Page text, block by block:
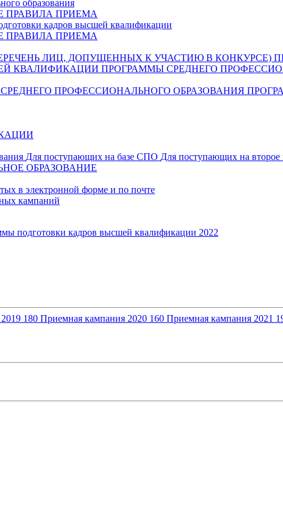
образования
ПРАВИЛА ПРИЕМА
кадров высшей квалификации
ПРАВИЛА ПРИЕМА
ЛИЦ, ДОПУЩЕННЫХ К УЧАСТИЮ В КОНКУРСЕ)
КВАЛИФИКАЦИИ ПРОГРАММЫ СРЕДНЕГО
ПРОФЕССИОНАЛЬНОГО ОБРАЗОВАНИЯ
Для поступающих на базе СПО Для поступающих на
ОБРАЗОВАНИЕ
в электронной форме и по почте
кампаний
подготовки кадров высшей квалификации 2022
180 Приемная кампания 2020 160 Приемная кампания 2021